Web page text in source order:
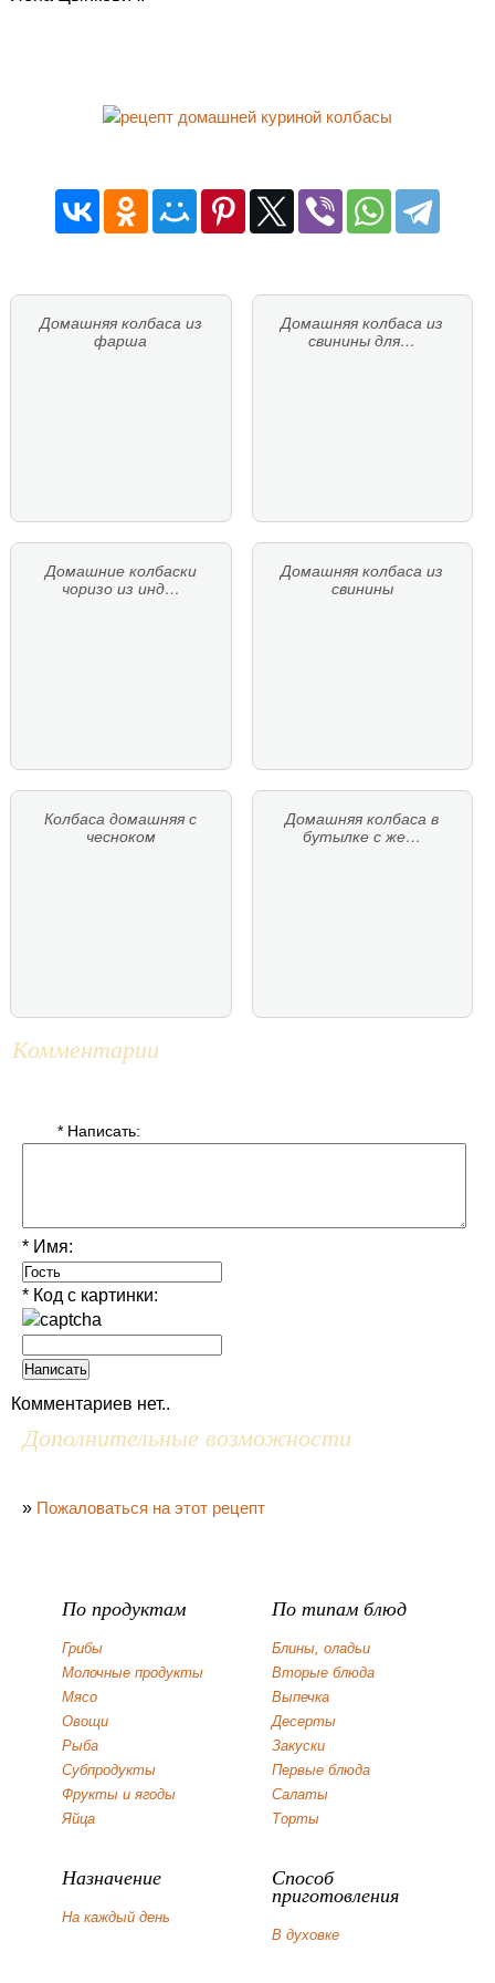
Домашняя колбаса из
фарша
Домашняя колбаса из
свинины для…
Домашние колбаски
чоризо из инд…
Домашняя колбаса из
свинины
Колбаса домашняя с
чесноком
Домашняя колбаса в
бутылке с же…
Комментарии
* Написать:
* Имя:
* Код с картинки:
Комментариев нет..
Дополнительные возможности
» Пожаловаться на этот рецепт
По продуктам
Грибы
Молочные продукты
Мясо
Овощи
Рыба
Субпродукты
Фрукты и ягоды
Яйца
По типам блюд
Блины, оладьи
Вторые блюда
Выпечка
Десерты
Закуски
Первые блюда
Салаты
Торты
Назначение
На каждый день
Способ
приготовления
В духовке